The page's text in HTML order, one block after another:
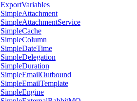
ExportVariables
SimpleAttachment
SimpleAttachmentService
SimpleCache
SimpleColumn
SimpleDateTime
SimpleDelegation
SimpleDuration
SimpleEmailOutbound
SimpleEmailTemplate
SimpleEngine